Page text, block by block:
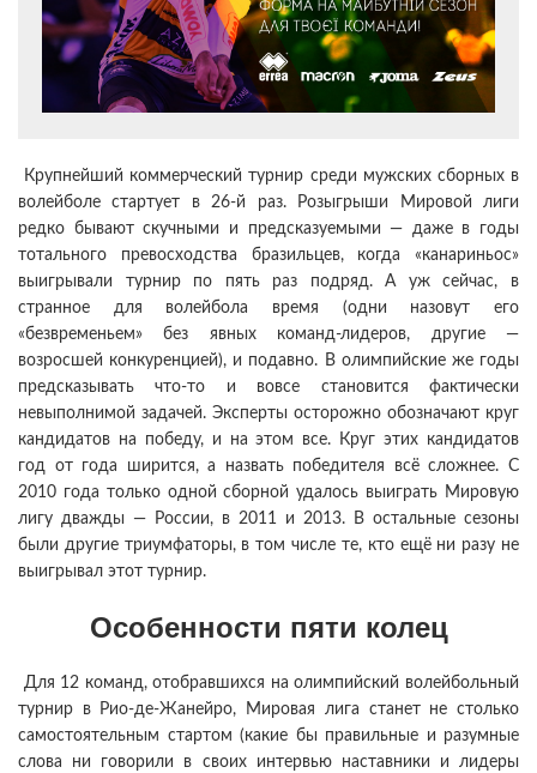
Крупнейший коммерческий турнир среди мужских сборных в
волейболе стартует в 26-й раз. Розыгрыши Мировой лиги
редко бывают скучными и предсказуемыми — даже в годы
тотального превосходства бразильцев, когда «канариньос»
выигрывали турнир по пять раз подряд. А уж сейчас, в
странное для волейбола время (одни назовут его
«безвременьем» без явных команд-лидеров, другие —
возросшей конкуренцией), и подавно. В олимпийские же годы
предсказывать что-то и вовсе становится фактически
невыполнимой задачей. Эксперты осторожно обозначают круг
кандидатов на победу, и на этом все. Круг этих кандидатов
год от года ширится, а назвать победителя всё сложнее. С
2010 года только одной сборной удалось выиграть Мировую
лигу дважды — России, в 2011 и 2013. В остальные сезоны
были другие триумфаторы, в том числе те, кто ещё ни разу не
выигрывал этот турнир.
Особенности пяти колец
Для 12 команд, отобравшихся на олимпийский волейбольный
турнир в Рио-де-Жанейро, Мировая лига станет не столько
самостоятельным стартом (какие бы правильные и разумные
слова ни говорили в своих интервью наставники и лидеры